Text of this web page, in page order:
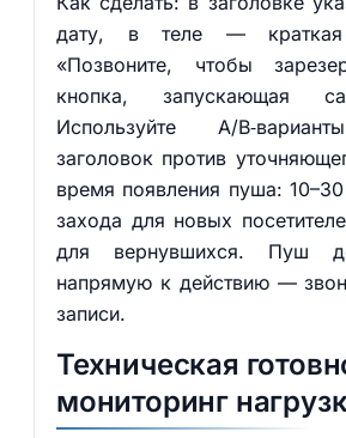
дату, в теле — краткая
«Позвоните, чтобы
кнопка, запускающая
Используйте A/
заголовок против
время появления пуша:
захода для новых
для вернувшихся. Пуш
напрямую к действию —
записи.
Техническая
мониторинг